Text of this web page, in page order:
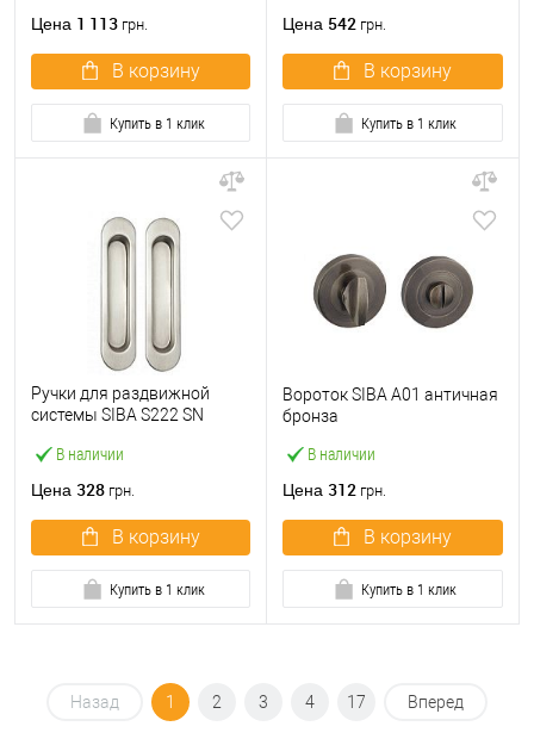
Цена 1 113 грн.
В корзину
Купить в 1 клик
Цена 542 грн.
В корзину
Купить в 1 клик
В наличии
Ручки для раздвижной
системы SIBA S222 SN
Цена 328 грн.
В корзину
Купить в 1 клик
В наличии
Вороток SIBA A01 античная
бронза
Цена 312 грн.
В корзину
Купить в 1 клик
Назад 1 2 3 4 17 Вперед